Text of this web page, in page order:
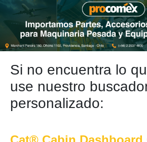
Si no encuentra lo
use nuestro
personalizado: